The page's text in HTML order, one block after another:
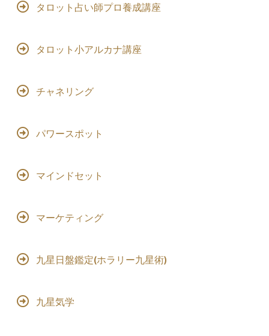
タロット占い師プロ養成講座
タロット小アルカナ講座
チャネリング
パワースポット
マインドセット
マーケティング
九星日盤鑑定(ホラリー九星術)
九星気学